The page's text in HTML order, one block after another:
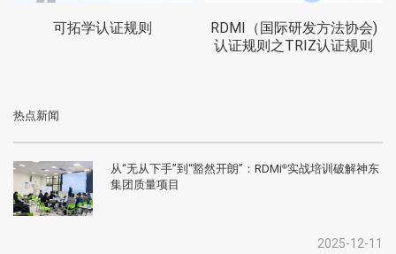
可拓学认证规则
RDMI（国际研发方法协会)
认证规则之TRIZ认证规则
热点新闻
从“无从下手”到“豁然开朗”：RDMi®实战培训破解神东
集团质量项目
2025-12-11